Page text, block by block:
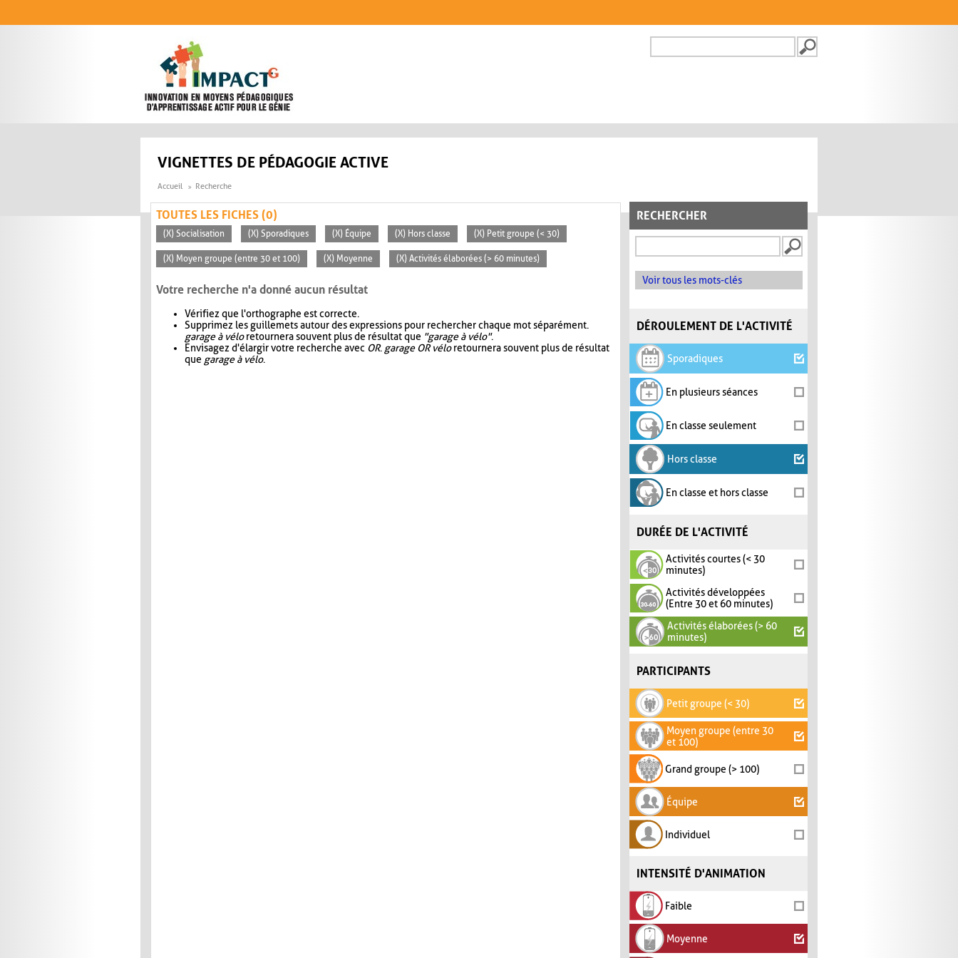
FORMULAIRE DE
VIGNETTES DE PÉDAGOGIE ACTIVE
Accueil Recherche
RECHERCHER
Voir tous les mots-clés
DÉROULEMENT DE L'ACTIVITÉ
Sporadiques
En plusieurs séances
En classe seulement
Hors classe
En classe et hors classe
DURÉE DE L'ACTIVITÉ
Activités courtes (< 30
minutes)
Activités développées
(Entre 30 et 60 minutes)
Activités élaborées (> 60
minutes)
PARTICIPANTS
Petit groupe (< 30)
Moyen groupe (entre 30
et 100)
Grand groupe (> 100)
Équipe
Individuel
INTENSITÉ D'ANIMATION
Faible
Moyenne
TOUTES LES FICHES (0)
(X) Socialisation (X) Sporadiques (X) Équipe (X) Hors classe (X) Petit groupe (< 30)
(X) Moyen groupe (entre 30 et 100) (X) Moyenne (X) Activités élaborées (> 60 minutes)
Votre recherche n'a donné aucun résultat
Vérifiez que l'orthographe est correcte.
Supprimez les guillemets autour des expressions pour rechercher chaque mot séparément.
garage à véloretournera souvent plus de résultat que "garage à vélo".
Envisagez d'élargir votre recherche avec OR. garage OR véloretournera souvent plus de résultat
que garage à vélo.